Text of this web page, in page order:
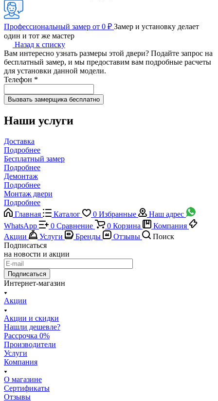
Профессиональный замер от 0 ₽ Замер и установку делает
один и тот же мастер
Назад к списку
Вам интересно узнать размеры этой двери? Подайте запрос на
бесплатный замер, и мы предоставим вам подробные расчеты
для установки данной модели.
Телефон *
Наши услуги
Доставка
Подробнее
Бесплатный замер
Подробнее
Демонтаж
Подробнее
Монтаж двери
Подробнее
Главная
Каталог 0 Избранные
Наш адрес
WhatsApp
0 Сравнение 0 Корзина
Компания
Акции
Услуги Бренды Отзывы
Поиск
Подписаться
на новости и акции
Подписаться
Интернет-магазин
Акции
Акции и скидки
Нашли дешевле?
Рассрочка 0%
Производители
Услуги
Компания
О магазине
Сертификаты
Отзывы